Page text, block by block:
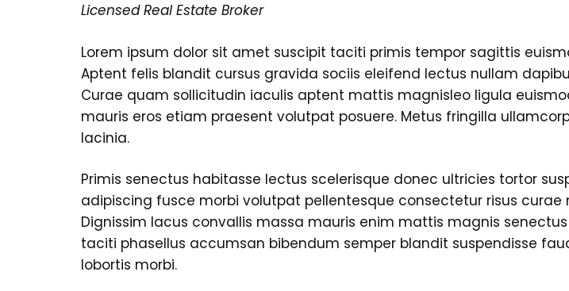
Licensed Real Estate Broker
Lorem ipsum dolor sit amet suscipit taciti primis tempor sagittis
Aptent felis blandit cursus gravida sociis eleifend lectus nullam
Curae quam sollicitudin iaculis aptent mattis magnisleo ligula
mauris eros etiam praesent volutpat posuere. Metus fringilla
lacinia.
Primis senectus habitasse lectus scelerisque donec ultricies tortor
adipiscing fusce morbi volutpat pellentesque consectetur risus curae
Dignissim lacus convallis massa mauris enim mattis magnis
taciti phasellus accumsan bibendum semper blandit suspendisse
lobortis morbi.